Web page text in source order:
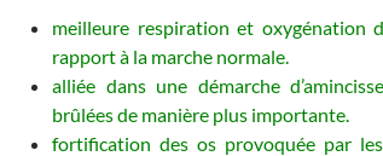
meilleure respiration et oxygénation
rapport à la marche normale.
alliée dans une démarche
brûlées de manière plus importante.
fortification des os provoquée par